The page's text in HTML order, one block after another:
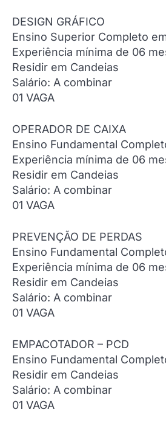
DESIGN GRÁFICO
Ensino Superior Completo
Experiência mínima de 06
Residir em Candeias
Salário: A combinar
01 VAGA
OPERADOR DE CAIXA
Ensino Fundamental
Experiência mínima de 06
Residir em Candeias
Salário: A combinar
01 VAGA
PREVENÇÃO DE PERDAS
Ensino Fundamental
Experiência mínima de 06
Residir em Candeias
Salário: A combinar
01 VAGA
EMPACOTADOR – PCD
Ensino Fundamental
Residir em Candeias
Salário: A combinar
01 VAGA